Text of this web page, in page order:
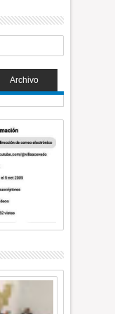
Archivo